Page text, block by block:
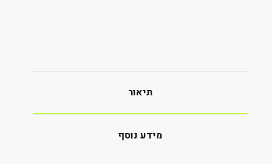
תיאור
מידע נוסף